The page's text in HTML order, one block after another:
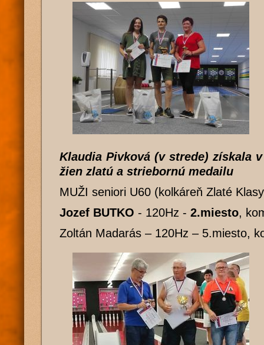
Klaudia Pivková (v strede) získala
žien zlatú a striebornú medailu
MUŽI seniori U60 (kolkáreň Zlaté
Jozef BUTKO - 120Hz - 2.miesto,
Zoltán Madarás – 120Hz – 5.miesto,